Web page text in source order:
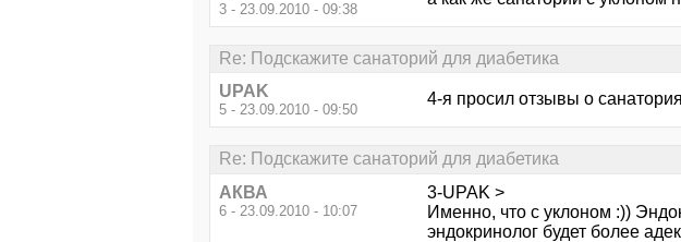
3 - 23.09.2010 - 09:38
Re: Подскажите санаторий для диабетика
UPAK
5 - 23.09.2010 - 09:50
4-я просил отзывы о
Re: Подскажите санаторий для диабетика
АКВА
6 - 23.09.2010 - 10:07
3-UPAK >
Именно, что с уклоном :))
эндокринолог будет более